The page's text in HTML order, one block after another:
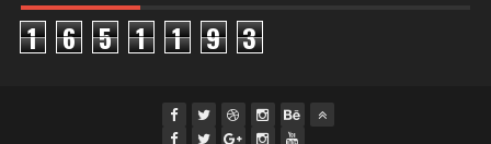
1 6 5 1 1 9 3